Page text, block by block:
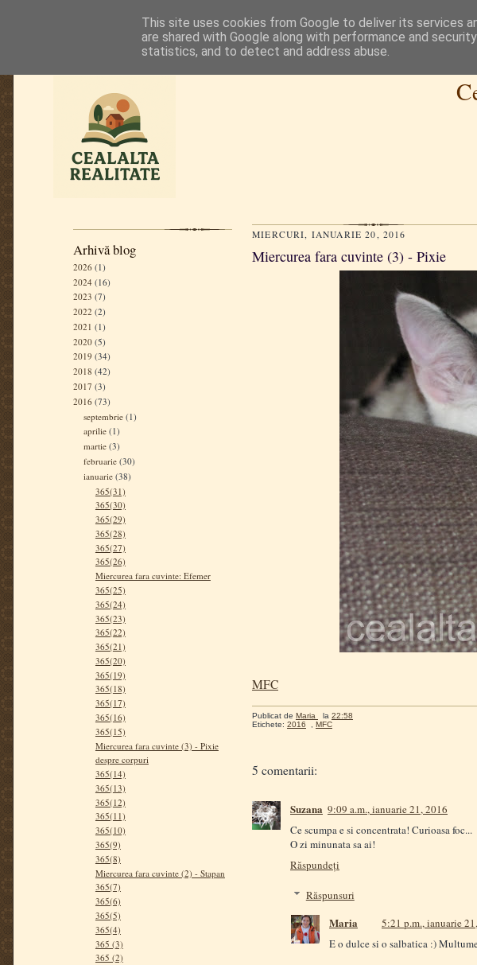
Arhivă blog
2026 (1)
2024 (16)
2023 (7)
2022 (2)
2021 (1)
2020 (5)
2019 (34)
2018 (42)
2017 (3)
2016 (73)
septembrie (1)
aprilie (1)
martie (3)
februarie (30)
ianuarie (38)
365(31)
365(30)
365(29)
365(28)
365(27)
365(26)
Miercurea fara cuvinte: Efemer
365(25)
365(24)
365(23)
365(22)
365(21)
365(20)
365(19)
365(18)
365(17)
365(16)
365(15)
Miercurea fara cuvinte (3) - Pixie
despre corpuri
365(14)
365(13)
365(12)
365(11)
365(10)
365(9)
365(8)
Miercurea fara cuvinte (2) - Stapan
365(7)
365(6)
365(5)
365(4)
365 (3)
365 (2)
MIERCURI, IANUARIE 20, 2016
Miercurea fara cuvinte (3) - Pixie
MFC
Publicat de Maria la 22:58
Etichete: 2016 , MFC
5 comentarii:
Suzana 9:09 a.m., ianuarie 21, 2016
Ce scumpa e si concentrata! Curioasa foc...
O zi minunata sa ai!
Răspundeți
Răspunsuri
Maria
5:21 p.m., ianuarie
E o dulce si o salbatica :)
This site uses cookies from Google to deliver its services
are shared with Google along with performance and
statistics, and to detect and address abuse.